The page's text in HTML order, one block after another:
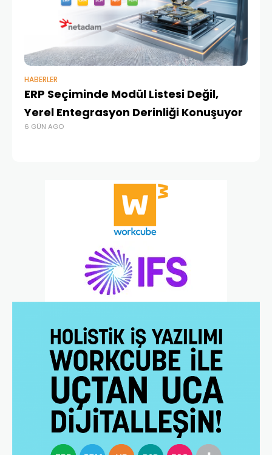
HABERLER
ERP Seçiminde Modül Listesi Değil,
Yerel Entegrasyon Derinliği Konuşuyor
6 GÜN AGO